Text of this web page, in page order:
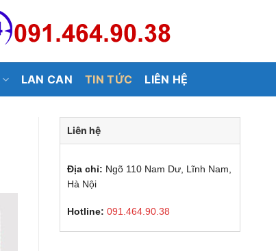
LAN CAN TIN TỨC LIÊN HỆ
Liên hệ
Địa chỉ: Ngõ 110 Nam Dư, Lĩnh Nam,
Hà Nội
Hotline: 091.464.90.38